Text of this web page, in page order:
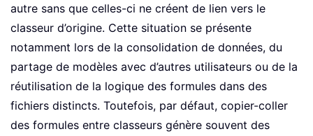
autre sans que celles-ci ne créent de lien vers le
classeur d’origine. Cette situation se présente
notamment lors de la consolidation de données, du
partage de modèles avec d’autres utilisateurs ou de la
réutilisation de la logique des formules dans des
fichiers distincts. Toutefois, par défaut, copier-coller
des formules entre classeurs génère souvent des